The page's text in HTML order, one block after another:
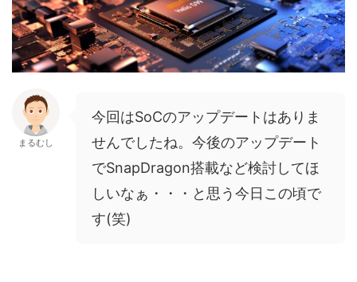
まるむし
今回はSoCのアップデートはありま
せんでしたね。今後のアップデート
でSnapDragon搭載など検討してほ
しいなぁ・・・と思う今日この頃で
す(笑)